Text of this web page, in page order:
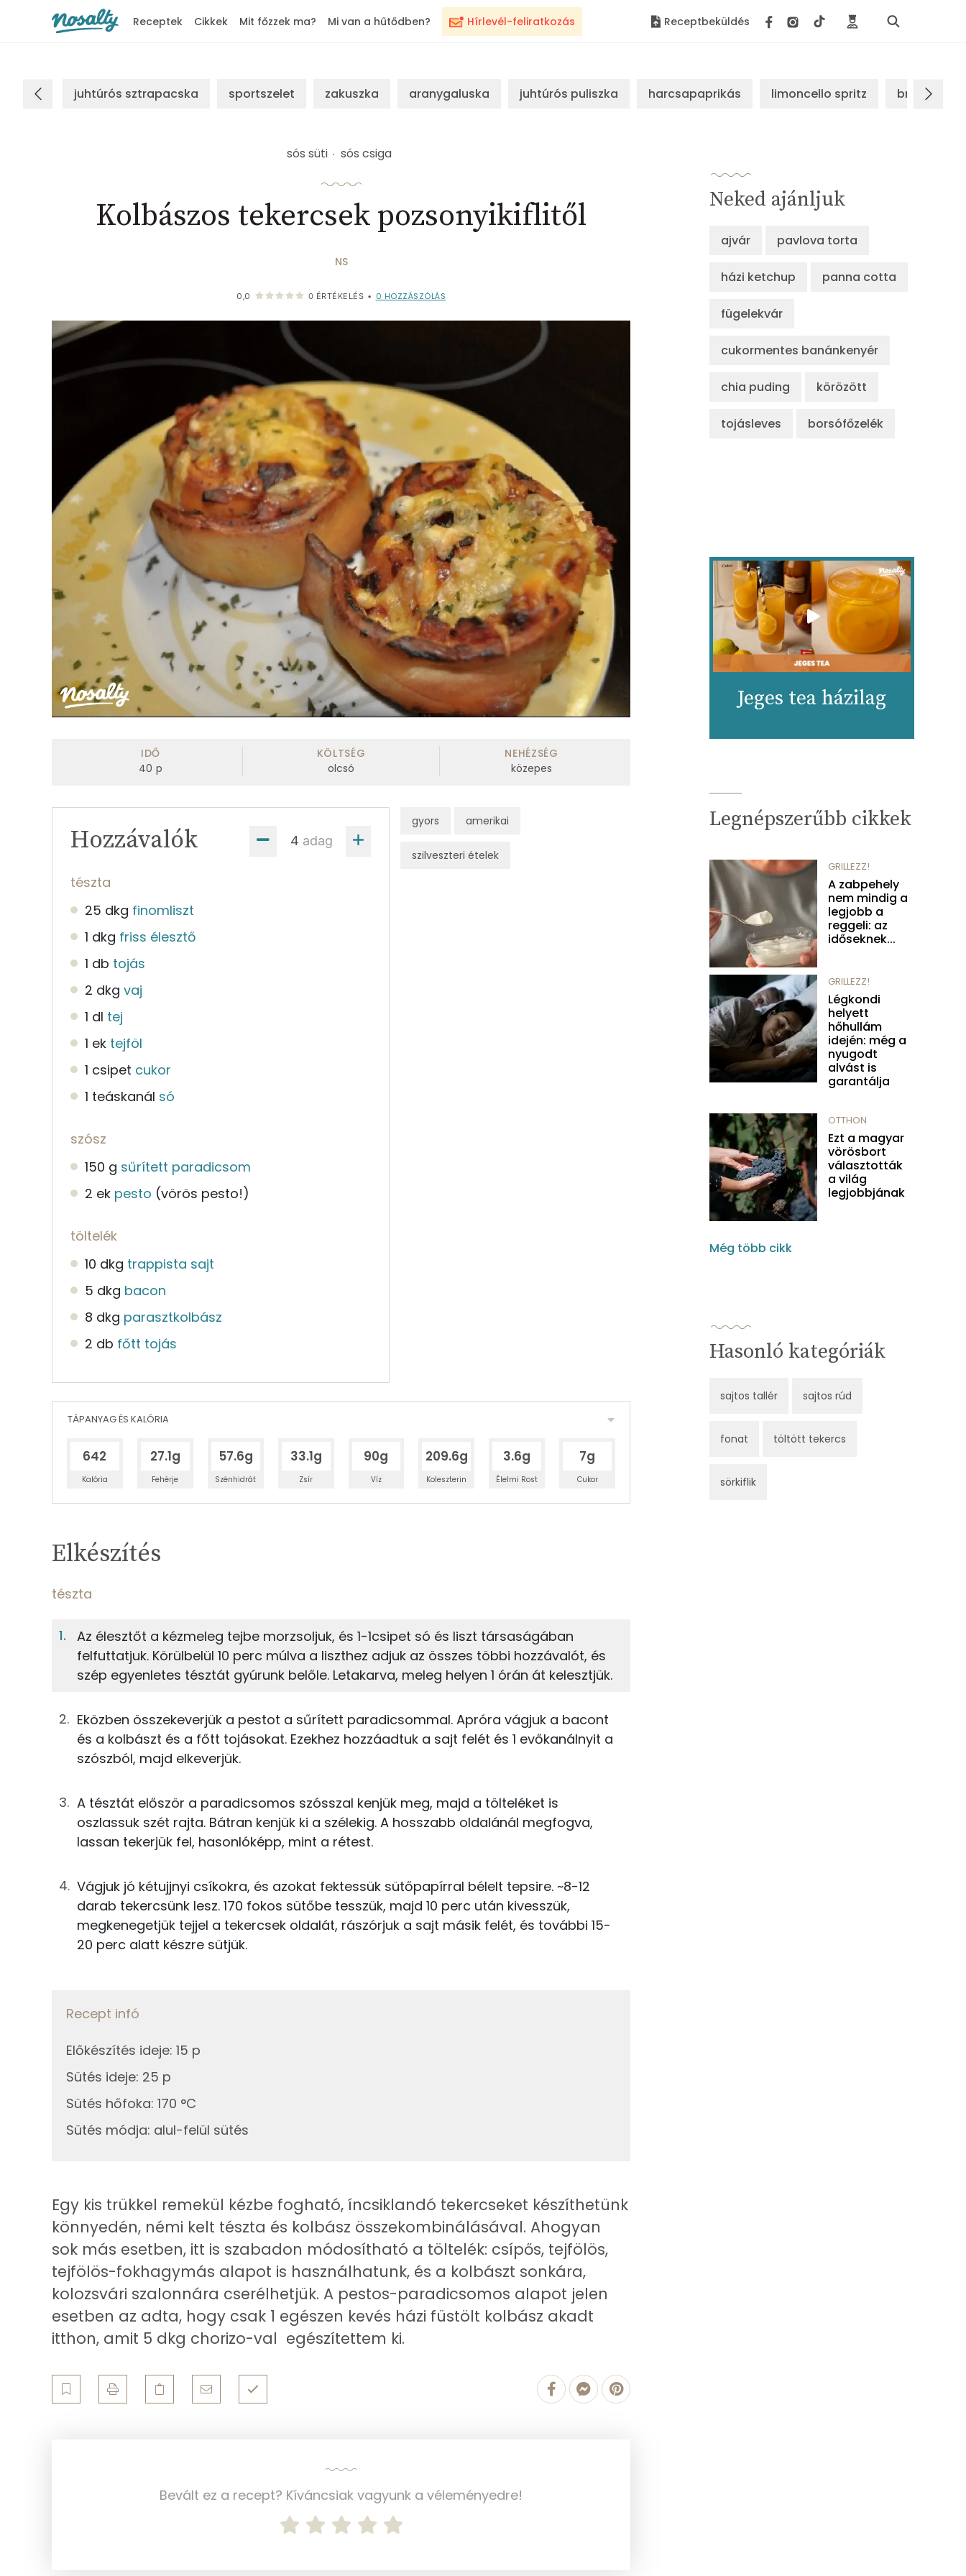
Hírlevél-feliratkozás
Receptek Cikkek Mit főzzek ma? Mi van a hűtődben? Receptbeküldés
juhtúrós sztrapacska sportszelet zakuszka aranygaluska juhtúrós puliszka harcsapaprikás limoncello spritz brassói
sós süti sós csiga
Kolbászos tekercsek pozsonyikiflitől
NS
0,0 0 ÉRTÉKELÉS • 0 HOZZÁSZÓLÁS
IDŐ
40 p
KÖLTSÉG
olcsó
NEHÉZSÉG
közepes
adag
Hozzávalók
tészta
25 dkg finomliszt
1 dkg friss élesztő
1 db tojás
2 dkg vaj
1 dl tej
1 ek tejföl
1 csipet cukor
1 teáskanál só
szósz
150 g sűrített paradicsom
2 ek pesto (vörös pesto!)
töltelék
10 dkg trappista sajt
5 dkg bacon
8 dkg parasztkolbász
2 db főtt tojás
gyors amerikai
szilveszteri ételek
TÁPANYAG ÉS KALÓRIA
642
Kalória
27.1g
Fehérje
57.6g
Szénhidrát
33.1g
Zsír
90g
Víz
209.6g
Koleszterin
3.6g
Élelmi Rost
7g
Cukor
63g finomliszt
228 kcal
3g friss élesztő
3 kcal
14g tojás
17 kcal
5g
vaj
36 kcal
5gtejföl
10 kcal
0gcukor
2g só 0 kcal
szósz
25gtrappista sajt
13gbacon
20g parasztkolbász
Összesen 642 kcal
TÁPANYAGTARTALOM
Fehérje
Szénhidrát
Zsír
Víz
TOP ásványi anyagok
Nátrium
Foszfor
Magnézium
Szelén
TOP vitaminok
Kolin:
Likopin
Niacin - B3 vitamin:
E vitamin:
Fehérje
Összesen
Összesen
Telített zsírsav
Egyszeresen telítetlen zsírsav:
Ásványi anyagok
Összesen
1948.8 g
Cink
2 mg
Szelén
43 mg
Kálcium
243 mg
Magnézium
43 mg
Elkészítés
tészta
Az élesztőt a kézmeleg tejbe morzsoljuk, és 1-1csipet só és liszt társaságában
felfuttatjuk. Körülbelül 10 perc múlva a liszthez adjuk az összes többi hozzávalót, és
szép egyenletes tésztát gyúrunk belőle. Letakarva, meleg helyen 1 órán át kelesztjük.
Eközben összekeverjük a pestot a sűrített paradicsommal. Apróra vágjuk a bacont
és a kolbászt és a főtt tojásokat. Ezekhez hozzáadtuk a sajt felét és 1 evőkanálnyit a
szószból, majd elkeverjük.
A tésztát először a paradicsomos szósszal kenjük meg, majd a tölteléket is
oszlassuk szét rajta. Bátran kenjük ki a szélekig. A hosszabb oldalánál megfogva,
lassan tekerjük fel, hasonlóképp, mint a rétest.
Vágjuk jó kétujjnyi csíkokra, és azokat fektessük sütőpapírral bélelt tepsire. ~8-12
darab tekercsünk lesz. 170 fokos sütőbe tesszük, majd 10 perc után kivesszük,
megkenegetjük tejjel a tekercsek oldalát, rászórjuk a sajt másik felét, és további 15-
20 perc alatt készre sütjük.
Recept infó
Előkészítés ideje: 15 p
Sütés ideje: 25 p
Sütés hőfoka: 170 °C
Sütés módja: alul-felül sütés
Egy kis trükkel remekül kézbe fogható, íncsiklandó tekercseket készíthetünk
könnyedén, némi kelt tészta és kolbász összekombinálásával. Ahogyan
sok más esetben, itt is szabadon módosítható a töltelék: csípős, tejfölös,
tejfölös-fokhagymás alapot is használhatunk, és a kolbászt sonkára,
kolozsvári szalonnára cserélhetjük. A pestos-paradicsomos alapot jelen
esetben az adta, hogy csak 1 egészen kevés házi füstölt kolbász akadt
itthon, amit 5 dkg chorizo-val egészítettem ki.
Bevált ez a recept? Kíváncsiak vagyunk a véleményedre!
Neked ajánljuk
ajvár pavlova torta
házi ketchup panna cotta
fügelekvár
cukormentes banánkenyér
chia puding körözött
tojásleves borsófőzelék
Jeges tea házilag
Legnépszerűbb cikkek
GRILLEZZ!
A zabpehely
nem mindig a
legjobb a
reggeli: az
időseknek...
GRILLEZZ!
Légkondi
helyett
hőhullám
idején: még a
nyugodt
alvást is
garantálja
OTTHON
Ezt a magyar
vörösbort
választották
a világ
legjobbjának
Még több cikk
Hasonló kategóriák
sajtos tallér sajtos rúd
fonat töltött tekercs
sörkiflik